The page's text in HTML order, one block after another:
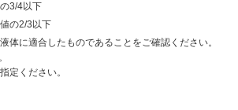
3/4以下
の2/3以下
体に適合したものであることをご確認ください。
定ください。